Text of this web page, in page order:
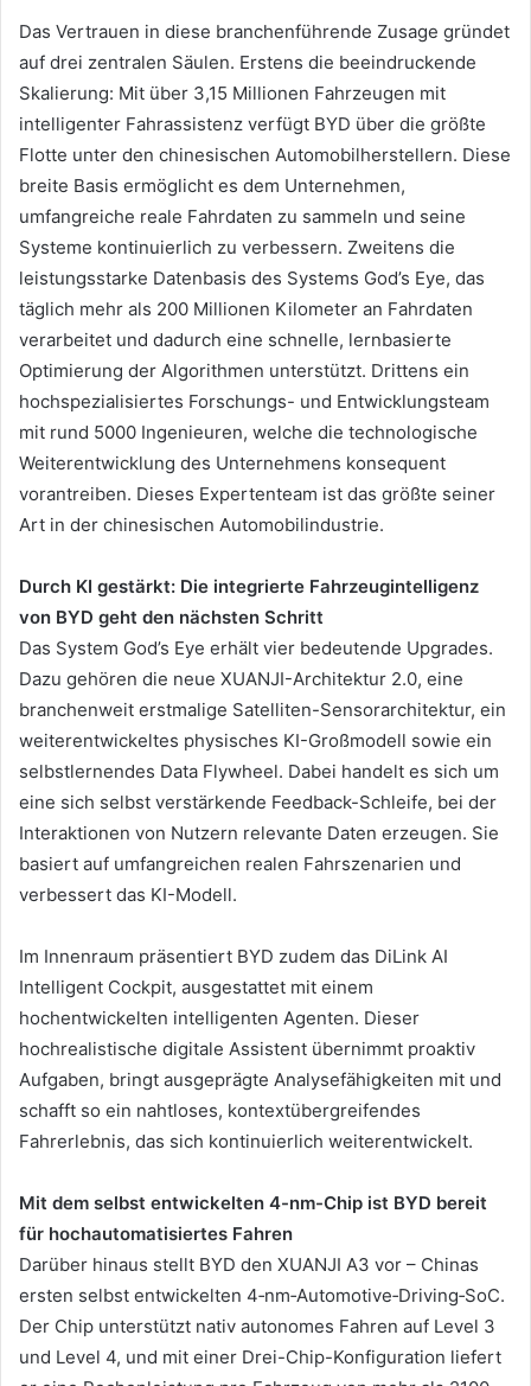
Das Vertrauen in diese branchenführende Zusage gründet
auf drei zentralen Säulen. Erstens die beeindruckende
Skalierung: Mit über 3,15 Millionen Fahrzeugen mit
intelligenter Fahrassistenz verfügt BYD über die größte
Flotte unter den chinesischen Automobilherstellern. Diese
breite Basis ermöglicht es dem Unternehmen,
umfangreiche reale Fahrdaten zu sammeln und seine
Systeme kontinuierlich zu verbessern. Zweitens die
leistungsstarke Datenbasis des Systems God’s Eye, das
täglich mehr als 200 Millionen Kilometer an Fahrdaten
verarbeitet und dadurch eine schnelle, lernbasierte
Optimierung der Algorithmen unterstützt. Drittens ein
hochspezialisiertes Forschungs- und Entwicklungsteam
mit rund 5000 Ingenieuren, welche die technologische
Weiterentwicklung des Unternehmens konsequent
vorantreiben. Dieses Expertenteam ist das größte seiner
Art in der chinesischen Automobilindustrie.
Durch KI gestärkt: Die integrierte Fahrzeugintelligenz
von BYD geht den nächsten Schritt
Das System God’s Eye erhält vier bedeutende Upgrades.
Dazu gehören die neue XUANJI-Architektur 2.0, eine
branchenweit erstmalige Satelliten-Sensorarchitektur, ein
weiterentwickeltes physisches KI-Großmodell sowie ein
selbstlernendes Data Flywheel. Dabei handelt es sich um
eine sich selbst verstärkende Feedback-Schleife, bei der
Interaktionen von Nutzern relevante Daten erzeugen. Sie
basiert auf umfangreichen realen Fahrszenarien und
verbessert das KI-Modell.
Im Innenraum präsentiert BYD zudem das DiLink AI
Intelligent Cockpit, ausgestattet mit einem
hochentwickelten intelligenten Agenten. Dieser
hochrealistische digitale Assistent übernimmt proaktiv
Aufgaben, bringt ausgeprägte Analysefähigkeiten mit und
schafft so ein nahtloses, kontextübergreifendes
Fahrerlebnis, das sich kontinuierlich weiterentwickelt.
Mit dem selbst entwickelten 4-nm-Chip ist BYD bereit
für hochautomatisiertes Fahren
Darüber hinaus stellt BYD den XUANJI A3 vor – Chinas
ersten selbst entwickelten 4‑nm‑Automotive‑Driving‑SoC.
Der Chip unterstützt nativ autonomes Fahren auf Level 3
und Level 4, und mit einer Drei-Chip-Konfiguration liefert